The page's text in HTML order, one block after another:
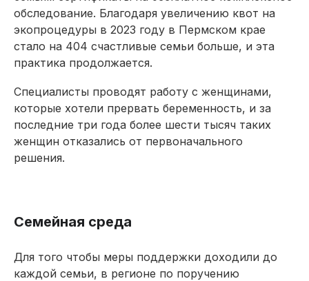
обследование. Благодаря увеличению квот на
экопроцедуры в 2023 году в Пермском крае
стало на 404 счастливые семьи больше, и эта
практика продолжается.
Специалисты проводят работу с женщинами,
которые хотели прервать беременность, и за
последние три года более шести тысяч таких
женщин отказались от первоначального
решения.
Семейная среда
Для того чтобы меры поддержки доходили до
каждой семьи, в регионе по поручению